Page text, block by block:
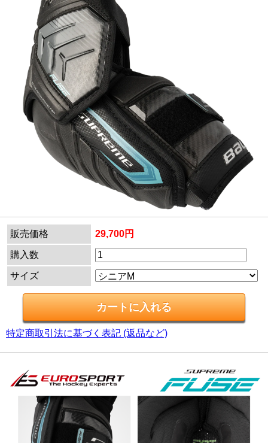
販売価格 29,700円
購入数
サイズ
特定商取引法に基づく表記 (返品など)